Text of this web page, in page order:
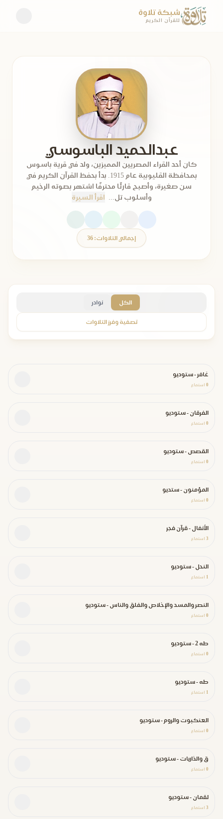
شبكة تلاوة
للقرآن الكريم
عبدالحميد الباسوسي
كان أحد القراء المصريين المميزين، ولد في قرية باسوس
بمحافظة القليوبية عام 1915. بدأ بحفظ القرآن الكريم في
سن صغيرة، وأصبح قارئًا محترفًا اشتهر بصوته الرخيم
وأسلوب تل...
اقرأ السيرة
إجمالي التلاوات: 36
الكل نوادر
تصفية وفرز التلاوات
غافر - ستوديو
0 استماع
الفرقان - ستوديو
0 استماع
القصص - ستوديو
0 استماع
المؤمنون - ستديو
0 استماع
الأنفال - قرآن فجر
3 استماع
النحل - ستوديو
1 استماع
النصر والمسد والإخلاص والفلق والناس - ستوديو
0 استماع
طه 2 - ستوديو
0 استماع
طه - ستوديو
1 استماع
العنكبوت والروم - ستوديو
0 استماع
ق والذاريات - ستوديو
0 استماع
لقمان - ستوديو
3 استماع